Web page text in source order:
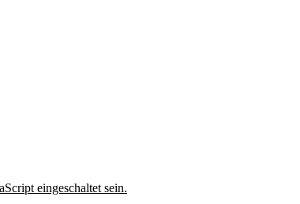
eingeschaltet sein.